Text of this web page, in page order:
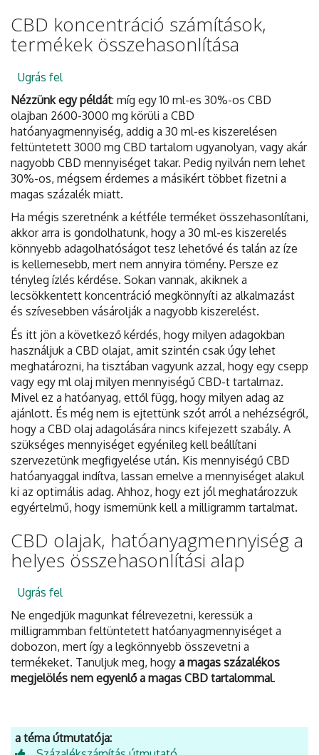
CBD koncentráció számítások,
termékek összehasonlítása
Ugrás fel
Nézzünk egy példát: míg egy 10 ml-es 30%-os CBD
olajban 2600-3000 mg körüli a CBD
hatóanyagmennyiség, addig a 30 ml-es kiszerelésen
feltüntetett 3000 mg CBD tartalom ugyanolyan, vagy akár
nagyobb CBD mennyiséget takar. Pedig nyilván nem lehet
30%-os, mégsem érdemes a másikért többet fizetni a
magas százalék miatt.
Ha mégis szeretnénk a kétféle terméket összehasonlítani,
akkor arra is gondolhatunk, hogy a 30 ml-es kiszerelés
könnyebb adagolhatóságot tesz lehetővé és talán az íze
is kellemesebb, mert nem annyira tömény. Persze ez
tényleg ízlés kérdése. Sokan vannak, akiknek a
lecsökkentett koncentráció megkönnyíti az alkalmazást
és szívesebben vásárolják a nagyobb kiszerelést.
És itt jön a következő kérdés, hogy milyen adagokban
használjuk a CBD olajat, amit szintén csak úgy lehet
meghatározni, ha tisztában vagyunk azzal, hogy egy csepp
vagy egy ml olaj milyen mennyiségű CBD-t tartalmaz.
Mivel ez a hatóanyag, ettől függ, hogy milyen adag az
ajánlott. És még nem is ejtettünk szót arról a nehézségről,
hogy a CBD olaj adagolására nincs kifejezett szabály. A
szükséges mennyiséget egyénileg kell beállítani
szervezetünk megfigyelése után. Kis mennyiségű CBD
hatóanyaggal indítva, lassan emelve a mennyiséget alakul
ki az optimális adag. Ahhoz, hogy ezt jól meghatározzuk
egyértelmű, hogy ismernünk kell a milligramm tartalmat.
CBD olajak, hatóanyagmennyiség a
helyes összehasonlítási alap
Ugrás fel
Ne engedjük magunkat félrevezetni, keressük a
milligrammban feltüntetett hatóanyagmennyiséget a
dobozon, mert így a legkönnyebb összevetni a
termékeket. Tanuljuk meg, hogy a magas százalékos
megjelölés nem egyenlő a magas CBD tartalommal.
a téma útmutatója: